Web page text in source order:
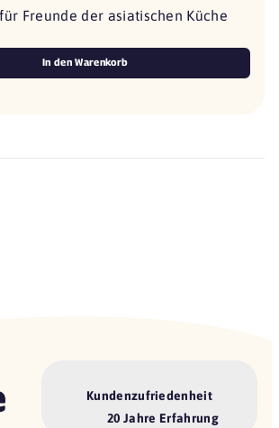
Freunde der asiatischen Küche
In den Warenkorb
Kundenzufriedenheit
20 Jahre Erfahrung